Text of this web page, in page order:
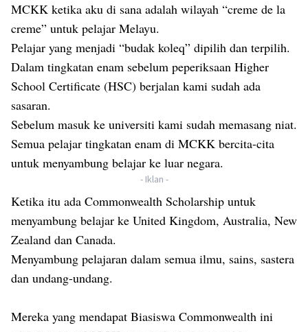
MCKK ketika aku di sana adalah wilayah “creme de la
creme” untuk pelajar Melayu.
Pelajar yang menjadi “budak koleq” dipilih dan terpilih.
Dalam tingkatan enam sebelum peperiksaan Higher
School Certificate (HSC) berjalan kami sudah ada
sasaran.
Sebelum masuk ke universiti kami sudah memasang niat.
Semua pelajar tingkatan enam di MCKK bercita-cita
untuk menyambung belajar ke luar negara.
- Iklan -
Ketika itu ada Commonwealth Scholarship untuk
menyambung belajar ke United Kingdom, Australia, New
Zealand dan Canada.
Menyambung pelajaran dalam semua ilmu, sains, sastera
dan undang-undang.
Mereka yang mendapat Biasiswa Commonwealth ini